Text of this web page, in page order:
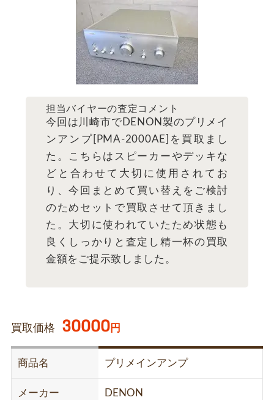
担当バイヤーの査定コメント
今回は川崎市でDENON製のプリメイ
ンアンプ[PMA-2000AE]を買取まし
た。こちらはスピーカーやデッキな
どと合わせて大切に使用されてお
り、今回まとめて買い替えをご検討
のためセットで買取させて頂きまし
た。大切に使われていたため状態も
良くしっかりと査定し精一杯の買取
金額をご提示致しました。
買取価格 30000円
商品名 プリメインアンプ
メーカー DENON